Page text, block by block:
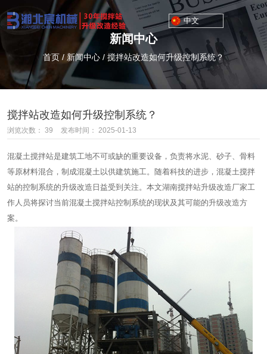
中文
新闻中心
首页 /新闻中心 / 搅拌站改造如何升级控制系统？
搅拌站改造如何升级控制系统？
浏览次数： 39 发布时间： 2025-01-13
混凝土搅拌站是建筑工地不可或缺的重要设备，负责将水泥、砂子、骨料
等原材料混合，制成混凝土以供建筑施工。随着科技的进步，混凝土搅拌
站的控制系统的升级改造日益受到关注。本文湖南搅拌站升级改造厂家工
作人员将探讨当前混凝土搅拌站控制系统的现状及其可能的升级改造方
案。